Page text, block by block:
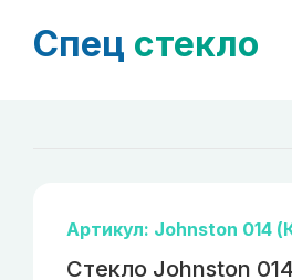
Спец стекло
Артикул: Johnston 014
Стекло Johnston